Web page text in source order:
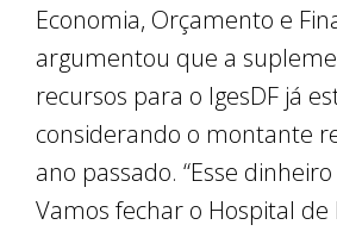
Economia, Orçamento e
argumentou que a
recursos para o IgesDF já
considerando o montante
ano passado. “Esse
Vamos fechar o Hospital de